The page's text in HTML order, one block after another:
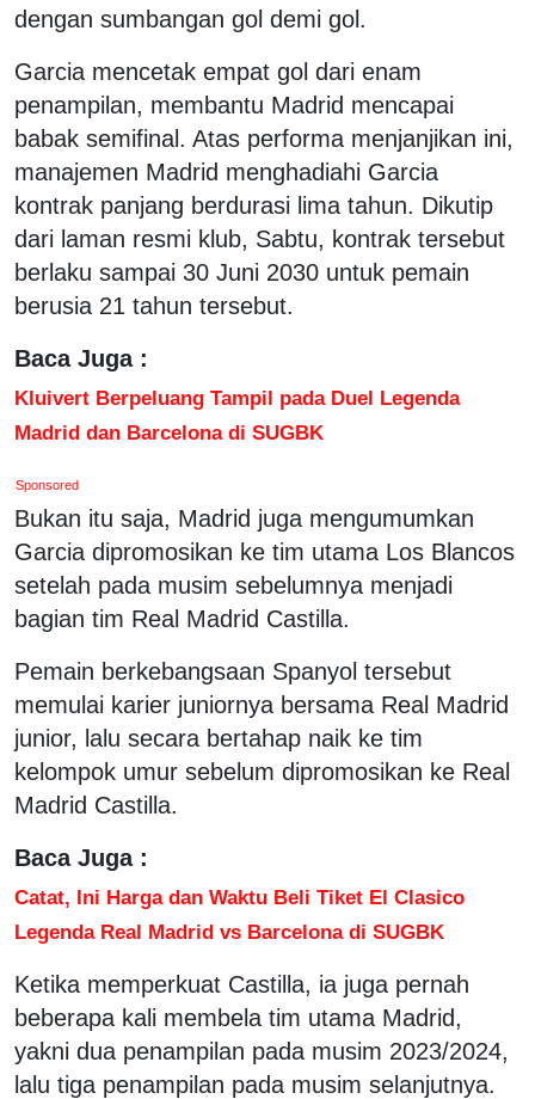
dengan sumbangan gol demi gol.
Garcia mencetak empat gol dari enam
penampilan, membantu Madrid mencapai
babak semifinal. Atas performa menjanjikan ini,
manajemen Madrid menghadiahi Garcia
kontrak panjang berdurasi lima tahun. Dikutip
dari laman resmi klub, Sabtu, kontrak tersebut
berlaku sampai 30 Juni 2030 untuk pemain
berusia 21 tahun tersebut.
Baca Juga :
Kluivert Berpeluang Tampil pada Duel Legenda
Madrid dan Barcelona di SUGBK
Sponsored
Bukan itu saja, Madrid juga mengumumkan
Garcia dipromosikan ke tim utama Los Blancos
setelah pada musim sebelumnya menjadi
bagian tim Real Madrid Castilla.
Pemain berkebangsaan Spanyol tersebut
memulai karier juniornya bersama Real Madrid
junior, lalu secara bertahap naik ke tim
kelompok umur sebelum dipromosikan ke Real
Madrid Castilla.
Baca Juga :
Catat, Ini Harga dan Waktu Beli Tiket El Clasico
Legenda Real Madrid vs Barcelona di SUGBK
Ketika memperkuat Castilla, ia juga pernah
beberapa kali membela tim utama Madrid,
yakni dua penampilan pada musim 2023/2024,
lalu tiga penampilan pada musim selanjutnya.